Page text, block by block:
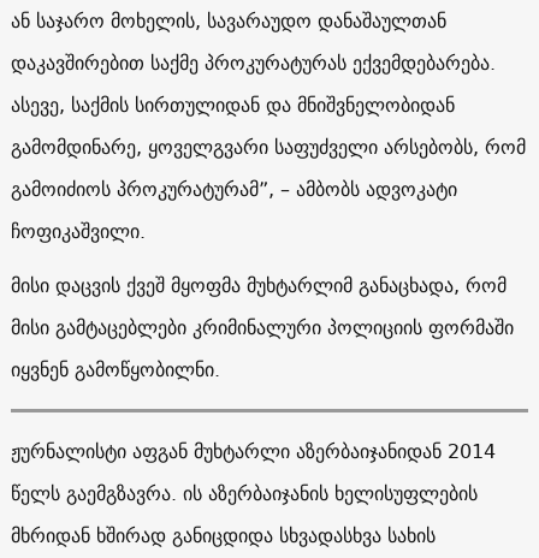
ან საჯარო მოხელის, სავარაუდო დანაშაულთან
დაკავშირებით საქმე პროკურატურას ექვემდებარება.
ასევე, საქმის სირთულიდან და მნიშვნელობიდან
გამომდინარე, ყოველგვარი საფუძველი არსებობს, რომ
გამოიძიოს პროკურატურამ”, – ამბობს ადვოკატი
ჩოფიკაშვილი.
მისი დაცვის ქვეშ მყოფმა მუხტარლიმ განაცხადა, რომ
მისი გამტაცებლები კრიმინალური პოლიციის ფორმაში
იყვნენ გამოწყობილნი.
ჟურნალისტი აფგან მუხტარლი აზერბაიჯანიდან 2014
წელს გაემგზავრა. ის აზერბაიჯანის ხელისუფლების
მხრიდან ხშირად განიცდიდა სხვადასხვა სახის